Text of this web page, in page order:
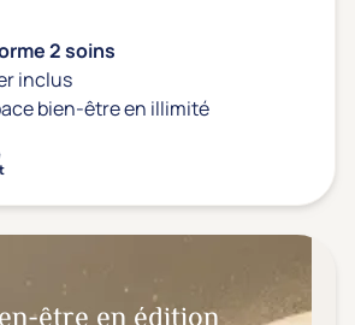
2 soins
inclus
bien-être en illimité